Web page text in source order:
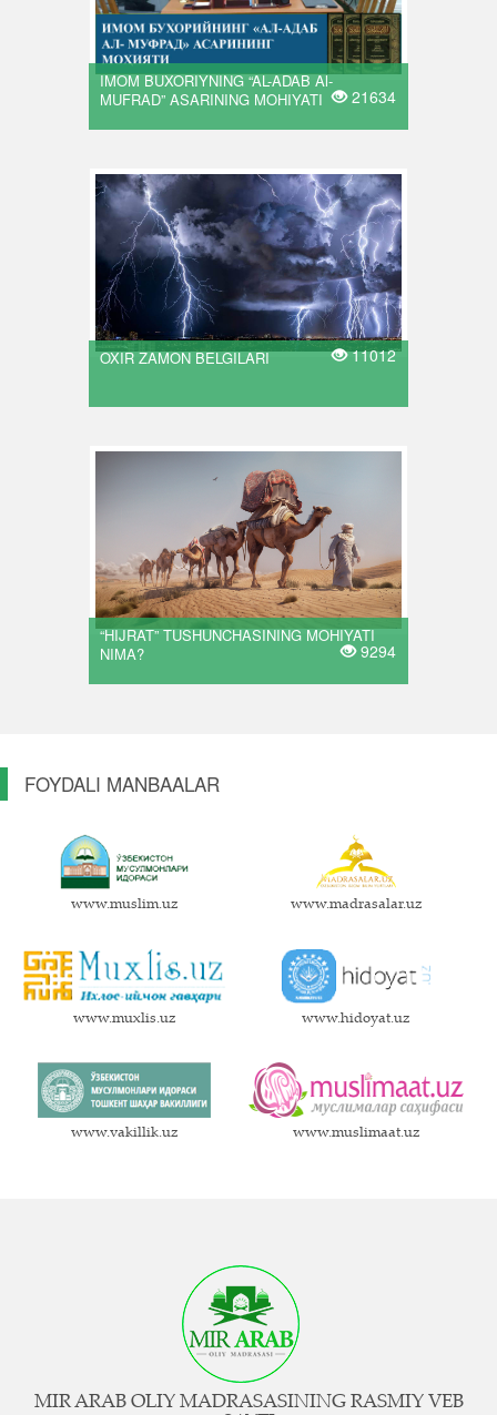
IMOM BUXORIYNING “AL-ADAB Al-
MUFRAD” ASARINING MOHIYATI
21634
OXIR ZAMON BELGILARI 11012
“HIJRAT” TUSHUNCHASINING MOHIYATI
NIMA?
9294
FOYDALI MANBAALAR
www.muslim.uz www.madrasalar.uz
www.muxlis.uz www.hidoyat.uz
www.vakillik.uz www.muslimaat.uz
MIR ARAB OLIY MADRASASINING RASMIY VEB